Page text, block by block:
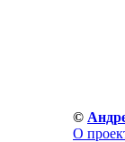
©
О